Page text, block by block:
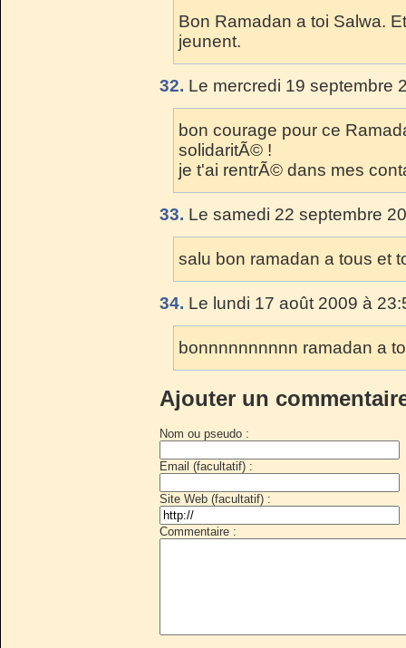
Bon Ramadan a toi Salwa.
jeunent.
32. Le mercredi 19 septembre
bon courage pour ce
solidaritÃ© !
je t'ai rentrÃ© dans mes
33. Le samedi 22 septembre
salu bon ramadan a tous et
34. Le lundi 17 août 2009 à
bonnnnnnnnnn ramadan a
Ajouter un
Nom ou pseudo :
Email (facultatif) :
Site Web (facultatif) :
Commentaire :